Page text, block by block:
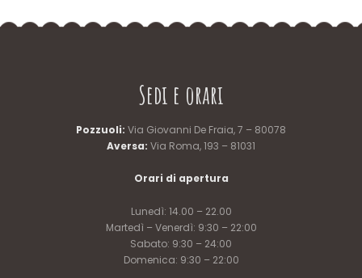
Sedi e orari
Pozzuoli: Via Giovanni De Fraia, 7 – 80078
Aversa: Via Roma, 193 – 81031
Orari di apertura
Lunedì: 14.00 – 22.00
Martedì – Venerdì: 9:30 – 22:00
Sabato: 9:30 – 24:00
Domenica: 9:30 – 22:00